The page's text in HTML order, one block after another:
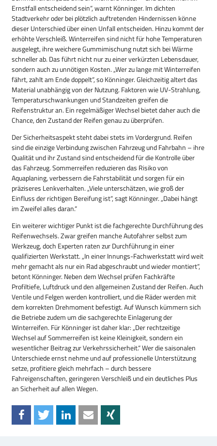
Ernstfall entscheidend sein“, warnt Könninger. Im dichten
Stadtverkehr oder bei plötzlich auftretenden Hindernissen könne
dieser Unterschied über einen Unfall entscheiden. Hinzu kommt der
erhöhte Verschleiß. Winterreifen sind nicht für hohe Temperaturen
ausgelegt, ihre weichere Gummimischung nutzt sich bei Wärme
schneller ab. Das führt nicht nur zu einer verkürzten Lebensdauer,
sondern auch zu unnötigen Kosten. „Wer zu lange mit Winterreifen
fährt, zahlt am Ende doppelt“, so Könninger. Gleichzeitig altert das
Material unabhängig von der Nutzung. Faktoren wie UV-Strahlung,
Temperaturschwankungen und Standzeiten greifen die
Reifenstruktur an. Ein regelmäßiger Wechsel bietet daher auch die
Chance, den Zustand der Reifen genau zu überprüfen.
Der Sicherheitsaspekt steht dabei stets im Vordergrund. Reifen
sind die einzige Verbindung zwischen Fahrzeug und Fahrbahn – ihre
Qualität und ihr Zustand sind entscheidend für die Kontrolle über
das Fahrzeug. Sommerreifen reduzieren das Risiko von
Aquaplaning, verbessern die Fahrstabilität und sorgen für ein
präziseres Lenkverhalten. „Viele unterschätzen, wie groß der
Einfluss der richtigen Bereifung ist“, sagt Könninger. „Dabei hängt
im Zweifel alles daran.“
Ein weiterer wichtiger Punkt ist die fachgerechte Durchführung des
Reifenwechsels. Zwar greifen manche Autofahrer selbst zum
Werkzeug, doch Experten raten zur Durchführung in einer
qualifizierten Werkstatt. „In einer Innungs-Fachwerkstatt wird weit
mehr gemacht als nur ein Rad abgeschraubt und wieder montiert“,
betont Könninger. Neben dem Wechsel prüfen Fachkräfte
Profiltiefe, Luftdruck und den allgemeinen Zustand der Reifen. Auch
Ventile und Felgen werden kontrolliert, und die Räder werden mit
dem korrekten Drehmoment befestigt. Auf Wunsch kümmern sich
die Betriebe zudem um die sachgerechte Einlagerung der
Winterreifen. Für Könninger ist daher klar: „Der rechtzeitige
Wechsel auf Sommerreifen ist keine Kleinigkeit, sondern ein
wesentlicher Beitrag zur Verkehrssicherheit.“ Wer die saisonalen
Unterschiede ernst nehme und auf professionelle Unterstützung
setze, profitiere gleich mehrfach – durch bessere
Fahreigenschaften, geringeren Verschleiß und ein deutliches Plus
an Sicherheit auf allen Wegen.